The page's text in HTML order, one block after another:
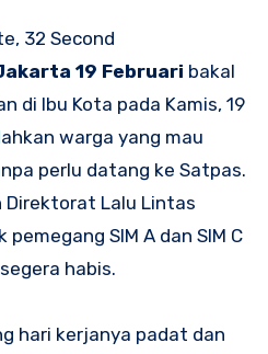
32 Second
19 Februari bakal
di Ibu Kota pada Kamis, 19
warga yang mau
perlu datang ke Satpas.
Direktorat Lalu Lintas
SIM A dan SIM C
habis.
hari kerjanya padat dan